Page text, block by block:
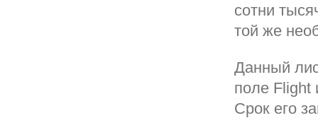
сотни
той же
Данный
поле Flight
Срок его